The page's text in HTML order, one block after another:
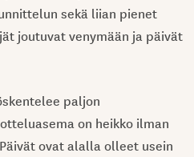
sekä liian pienet
joutuvat venymään ja päivät
paljon
on heikko ilman
ovat alalla olleet usein